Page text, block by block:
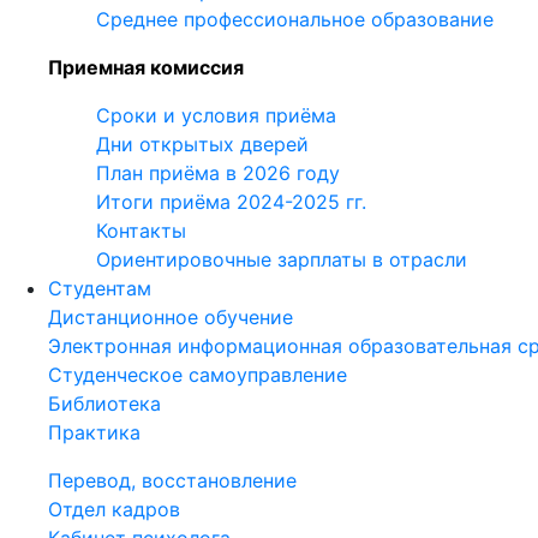
Среднее профессиональное образование
Приемная комиссия
Сроки и условия приёма
Дни открытых дверей
План приёма в 2026 году
Итоги приёма 2024-2025 гг.
Контакты
Ориентировочные зарплаты в отрасли
Студентам
Дистанционное обучение
Электронная информационная образовательная
Студенческое самоуправление
Библиотека
Практика
Перевод, восстановление
Отдел кадров